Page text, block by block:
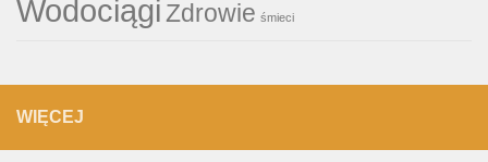
WodociągiZdrowie śmieci
WIĘCEJ